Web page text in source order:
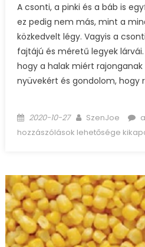
A csonti, a pinki és a báb is
ez pedig nem más, mint a
közkedvelt légy. Vagyis a
fajtájú és méretű legyek
hogy a halak miért
nyüvekért és gondolom, hogy
Posted on
2020-10-27 Author
SzenJoe
a
hozzászólások lehetősége